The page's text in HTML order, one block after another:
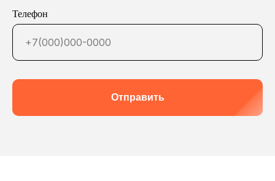
Телефон
Отправить